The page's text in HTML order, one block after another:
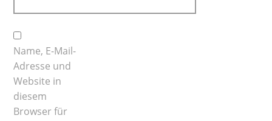
Name, E-Mail-
Adresse und
Website in
diesem
Browser für